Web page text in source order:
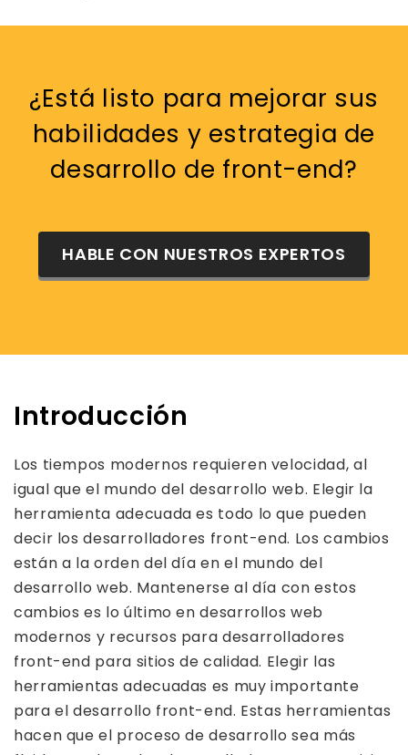
¿Está listo para mejorar sus
habilidades y estrategia de
desarrollo de front-end?
HABLE CON NUESTROS EXPERTOS
Introducción
Los tiempos modernos requieren velocidad, al
igual que el mundo del desarrollo web. Elegir la
herramienta adecuada es todo lo que pueden
decir los desarrolladores front-end. Los cambios
están a la orden del día en el mundo del
desarrollo web. Mantenerse al día con estos
cambios es lo último en desarrollos web
modernos y recursos para desarrolladores
front-end para sitios de calidad. Elegir las
herramientas adecuadas es muy importante
para el desarrollo front-end. Estas herramientas
hacen que el proceso de desarrollo sea más